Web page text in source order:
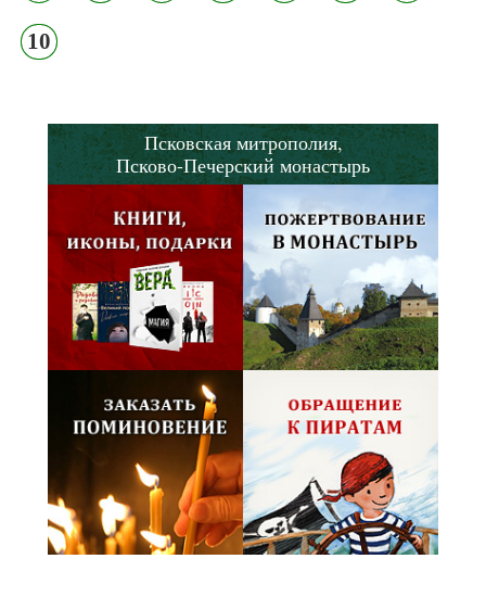
10
Псковская митрополия,
Псково-Печерский монастырь